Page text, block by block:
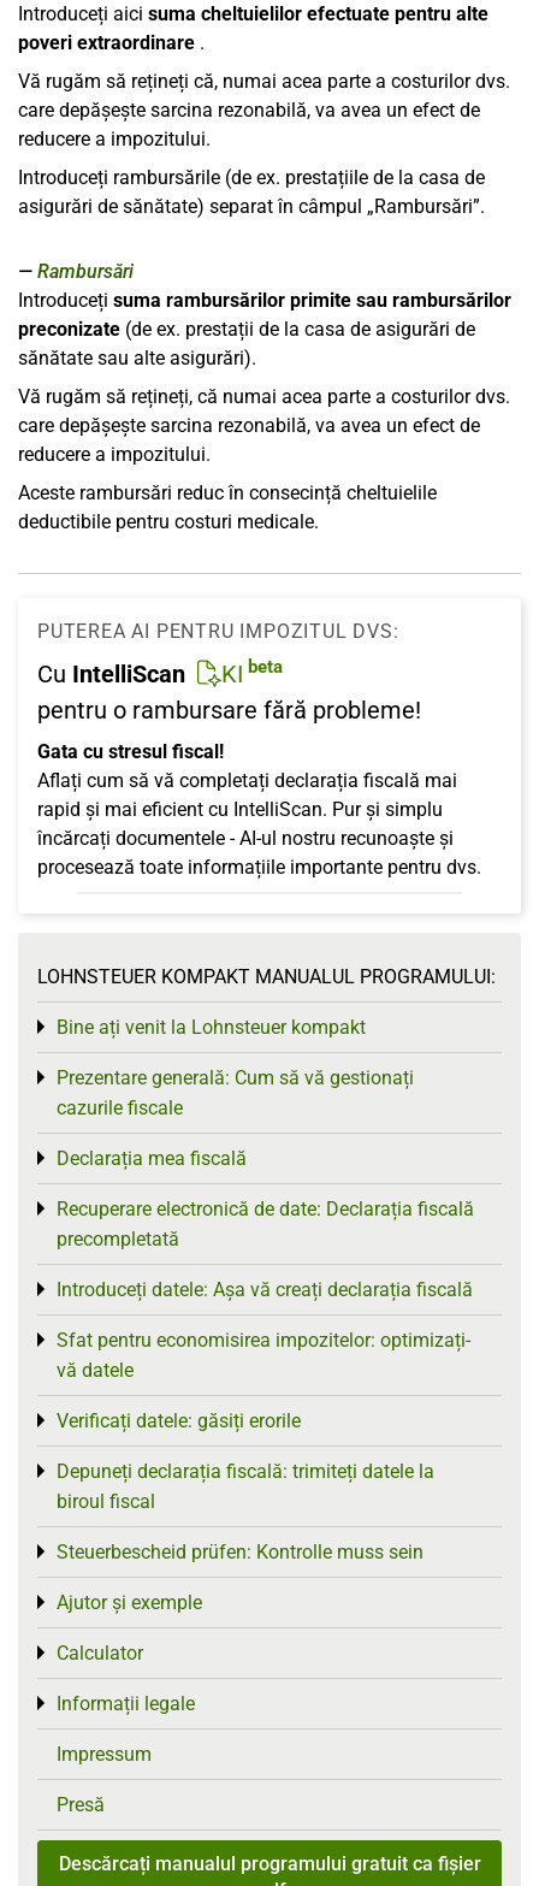
Introduceți aici suma cheltuielilor efectuate pentru alte
poveri extraordinare .
Vă rugăm să rețineți că, numai acea parte a costurilor dvs.
care depășește sarcina rezonabilă, va avea un efect de
reducere a impozitului.
Introduceți rambursările (de ex. prestațiile de la casa de
asigurări de sănătate) separat în câmpul „Rambursări”.
Rambursări
Introduceți suma rambursărilor primite sau rambursărilor
preconizate (de ex. prestații de la casa de asigurări de
sănătate sau alte asigurări).
Vă rugăm să rețineți, că numai acea parte a costurilor dvs.
care depășește sarcina rezonabilă, va avea un efect de
reducere a impozitului.
Aceste rambursări reduc în consecință cheltuielile
deductibile pentru costuri medicale.
PUTEREA AI PENTRU IMPOZITUL DVS:
Cu IntelliScan KI beta
pentru o rambursare fără probleme!
Gata cu stresul fiscal!
Aflați cum să vă completați declarația fiscală mai
rapid și mai eficient cu IntelliScan. Pur și simplu
încărcați documentele - AI-ul nostru recunoaște și
procesează toate informațiile importante pentru dvs.
LOHNSTEUER KOMPAKT MANUALUL PROGRAMULUI:
Bine ați venit la Lohnsteuer kompakt
Toggle menu
Prezentare generală: Cum să vă gestionați
cazurile fiscale
Toggle menu
Declarația mea fiscală
Toggle menu
Recuperare electronică de date: Declarația fiscală
precompletată
Toggle menu
Introduceți datele: Așa vă creați declarația fiscală
Toggle menu
Sfat pentru economisirea impozitelor: optimizați-
vă datele
Toggle menu
Verificați datele: găsiți erorile
Toggle menu
Depuneți declarația fiscală: trimiteți datele la
biroul fiscal
Toggle menu
Steuerbescheid prüfen: Kontrolle muss sein
Toggle menu
Ajutor și exemple
Toggle menu
Calculator
Toggle menu
Informații legale
Toggle menu
Impressum
Presă
Descărcați manualul programului gratuit ca fișier